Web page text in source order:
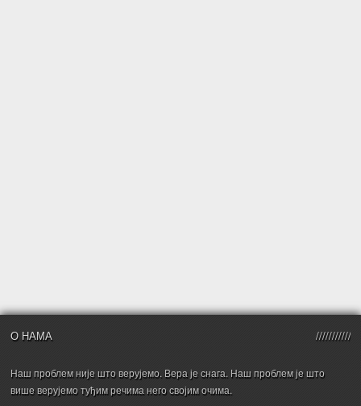
О НАМА
Наш проблем није што верујемо. Вера је снага. Наш проблем је што
више верујемо туђим речима него својим очима.